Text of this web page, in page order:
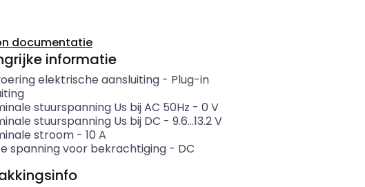
documentatie
informatie
elektrische aansluiting- Plug-in
stuurspanning Us bij AC 50Hz - 0 V
stuurspanning Us bij DC - 9.6...13.2V
stroom- 10 A
spanning voor bekrachtiging- DC